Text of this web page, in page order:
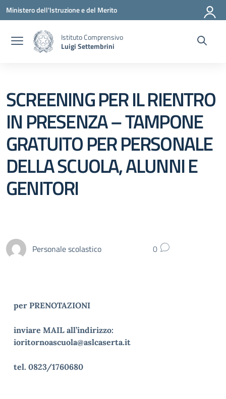
Vai ai contenuti
Vai al menu di navigazione
Vai al footer
Ministero dell'Istruzione e del Merito
Istituto Comprensivo
Luigi Settembrini
SCREENING PER IL RIENTRO
IN PRESENZA – TAMPONE
GRATUITO PER PERSONALE
DELLA SCUOLA, ALUNNI E
GENITORI
Personale scolastico 0
per PRENOTAZIONI
inviare MAIL all’indirizzo:
ioritornoascuola@aslcaserta.it
tel. 0823/1760680